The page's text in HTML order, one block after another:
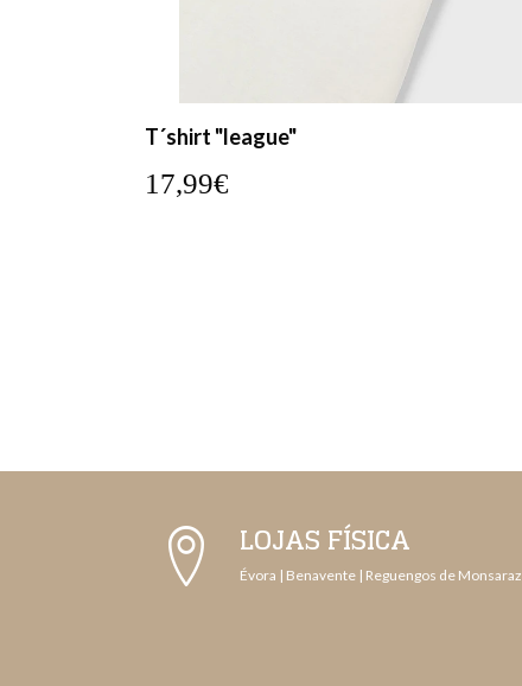
T´shirt "league"
17,99€
LOJAS FÍSICA
Évora | Benavente | Reguengos de Monsaraz